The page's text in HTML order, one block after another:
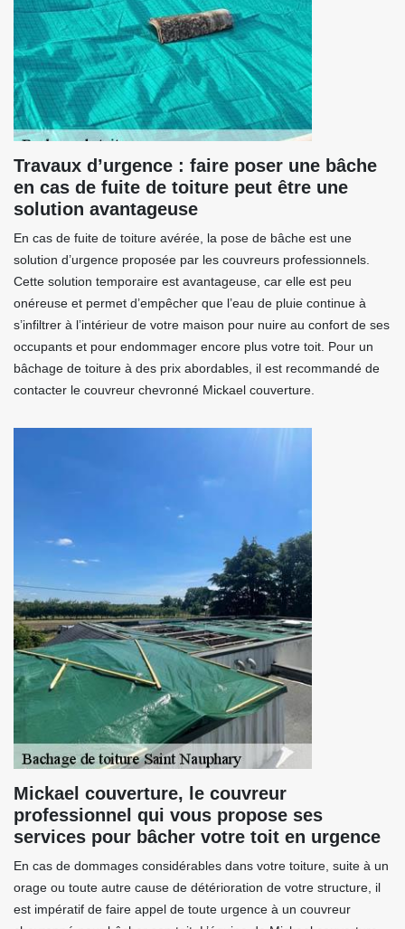
Travaux d’urgence : faire poser une bâche
en cas de fuite de toiture peut être une
solution avantageuse
En cas de fuite de toiture avérée, la pose de bâche est une
solution d’urgence proposée par les couvreurs professionnels.
Cette solution temporaire est avantageuse, car elle est peu
onéreuse et permet d’empêcher que l’eau de pluie continue à
s’infiltrer à l’intérieur de votre maison pour nuire au confort de ses
occupants et pour endommager encore plus votre toit. Pour un
bâchage de toiture à des prix abordables, il est recommandé de
contacter le couvreur chevronné Mickael couverture.
Mickael couverture, le couvreur
professionnel qui vous propose ses
services pour bâcher votre toit en urgence
En cas de dommages considérables dans votre toiture, suite à un
orage ou toute autre cause de détérioration de votre structure, il
est impératif de faire appel de toute urgence à un couvreur